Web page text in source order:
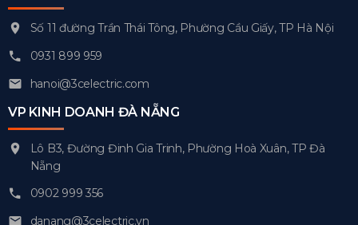
Số 11 đường Trần Thái Tông, Phường Cầu Giấy, TP Hà Nội
0931 899 959
hanoi@3celectric.com
VP KINH DOANH ĐÀ NẴNG
Lô B3, Đường Đinh Gia Trinh, Phường Hoà Xuân, TP Đà
Nẵng
0902 999 356
danang@3celectric.vn